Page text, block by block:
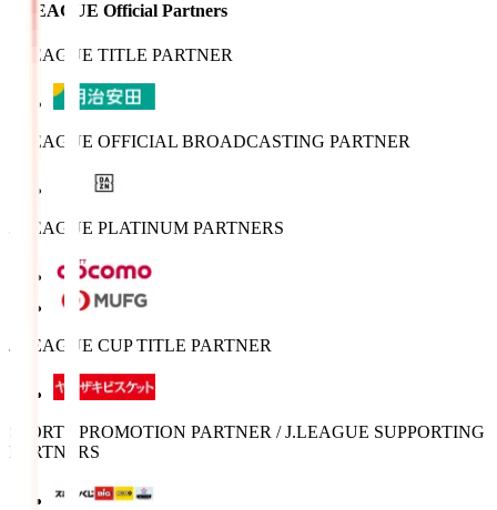
J.LEAGUE Official Partners
J.LEAGUE TITLE PARTNER
J.LEAGUE OFFICIAL BROADCASTING PARTNER
J.LEAGUE PLATINUM PARTNERS
J.LEAGUE CUP TITLE PARTNER
SPORTS PROMOTION PARTNER / J.LEAGUE SUPPORTING
PARTNERS